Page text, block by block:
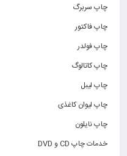
چاپ سربرگ
چاپ فاکتور
چاپ فولدر
چاپ کاتالوگ
چاپ لیبل
چاپ لیوان کاغذی
چاپ نایلون
خدمات چاپ CD و DVD